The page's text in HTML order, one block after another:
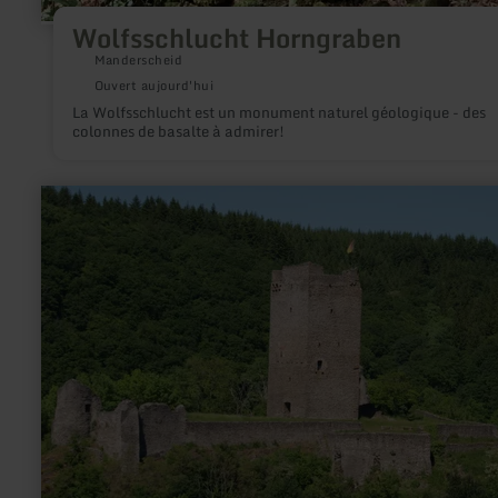
Wolfsschlucht Horngraben
Manderscheid
Ouvert aujourd'hui
La Wolfsschlucht est un monument naturel géologique - des
colonnes de basalte à admirer!
en
Oberburg